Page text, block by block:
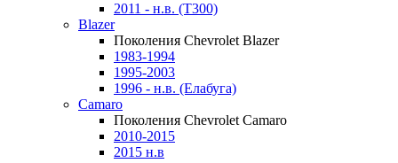
2011 - н.в. (Т300)
Blazer
Поколения Chevrolet Blazer
1983-1994
1995-2003
1996 - н.в. (Елабуга)
Camaro
Поколения Chevrolet Camaro
2010-2015
2015 н.в